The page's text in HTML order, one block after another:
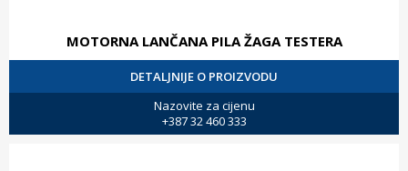
MOTORNA LANČANA PILA ŽAGA TESTERA
DETALJNIJE O PROIZVODU
Nazovite za cijenu
+387 32 460 333